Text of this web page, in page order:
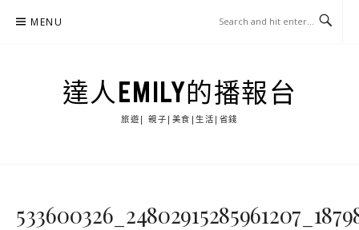
MENU
達人EMILY的播報台
旅遊| 親子|美食|生活|省錢